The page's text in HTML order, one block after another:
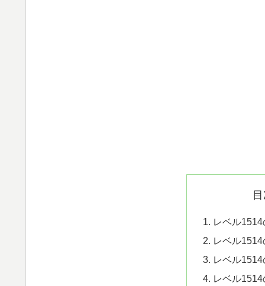
レベル
レベル
レベル
レベル